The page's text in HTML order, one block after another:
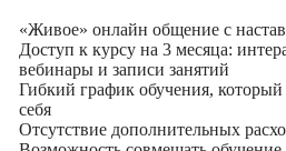
«Живое» онлайн общение с
Доступ к курсу на 3 месяца:
вебинары и записи занятий
Гибкий график обучения,
себя
Отсутствие дополнительных